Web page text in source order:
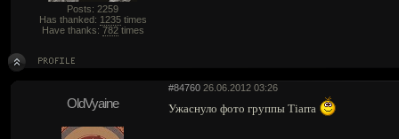
Posts: 2259
Has thanked: 1235times
Have thanks: 782times
#84760 26.06.2012 03:26
OldVyaine Ужаснуло фото группы Tiarra